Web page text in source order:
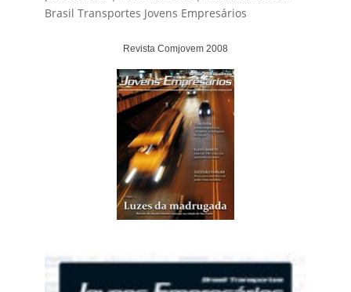
Brasil Transportes Jovens Empresários
Revista Comjovem 2008